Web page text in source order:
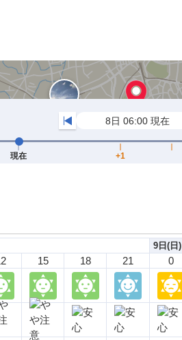
15 18 21
9日(日)
0